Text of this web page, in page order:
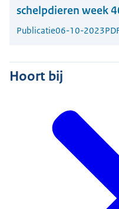
schelpdieren week
Publicatie06-10-2023
Hoort bij